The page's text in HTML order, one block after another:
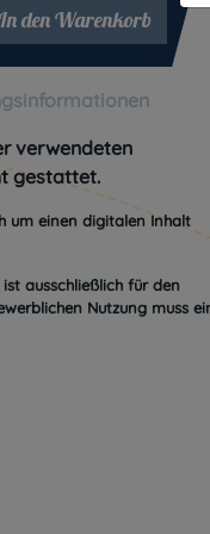
In den Warenkorb
verwendeten
gestattet.
um einen digitalen Inhalt
ausschließlich für den
Nutzung muss